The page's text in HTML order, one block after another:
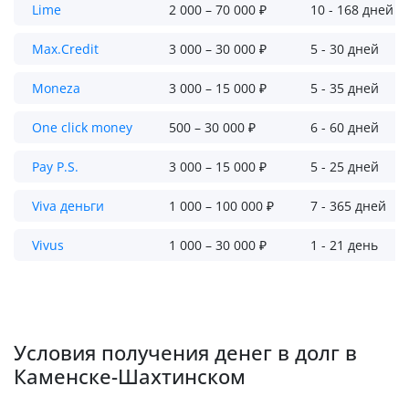
Lime 2 000 – 70 000 ₽ 10 - 168 дней
Max.Credit 3 000 – 30 000 ₽ 5 - 30 дней
Moneza 3 000 – 15 000 ₽ 5 - 35 дней
One click money 500 – 30 000 ₽ 6 - 60 дней
Pay P.S. 3 000 – 15 000 ₽ 5 - 25 дней
Viva деньги 1 000 – 100 000 ₽ 7 - 365 дней
Vivus 1 000 – 30 000 ₽ 1 - 21 день
Условия получения денег в долг в
Каменске-Шахтинском